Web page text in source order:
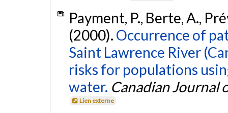
Payment, P., Berte, A.,
(2000). Occurrence of
Saint Lawrence River
risks for populations
water. Canadian Journal
Lien externe